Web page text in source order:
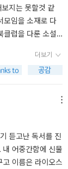
지는 못할것 같
모임을 소재로 다
을 공유하며 치유
클럽>제 2차 세계
사람들의 문학회가
문학회가 성장해가
고등학생이 한
지 않던 아이들이
고한다.<제인 오
제인 오스틴의 책
으로 한 같은 제목
더보기
듣고난 독서를 진
어중간함에 신물
이름은 라이오스